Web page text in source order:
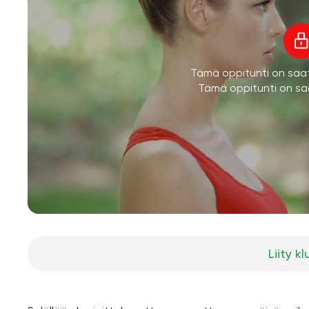
Tämä oppitunti on
Tämä oppitunti on
Liity